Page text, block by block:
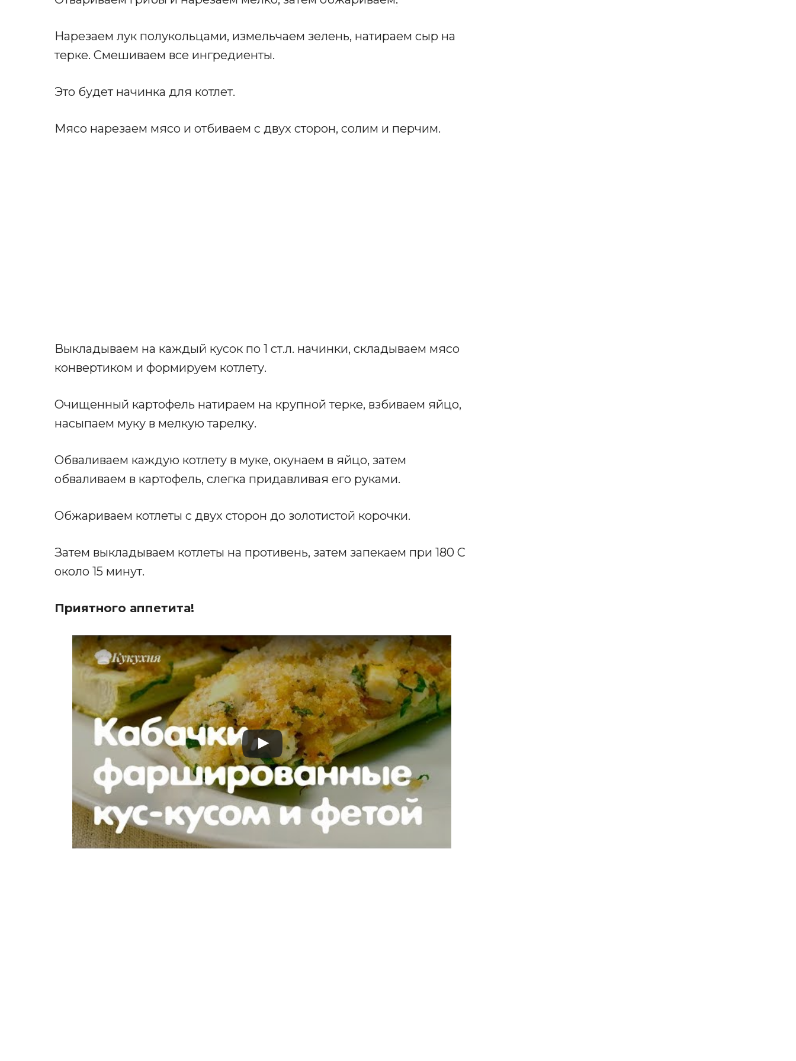
Нарезаем лук полукольцами, измельчаем зелень, натираем сыр на
терке. Смешиваем все ингредиенты.
Это будет начинка для котлет.
Мясо нарезаем мясо и отбиваем с двух сторон, солим и перчим.
Выкладываем на каждый кусок по 1 ст.л. начинки, складываем мясо
конвертиком и формируем котлету.
Очищенный картофель натираем на крупной терке, взбиваем яйцо,
насыпаем муку в мелкую тарелку.
Обваливаем каждую котлету в муке, окунаем в яйцо, затем
обваливаем в картофель, слегка придавливая его руками.
Обжариваем котлеты с двух сторон до золотистой корочки.
Затем выкладываем котлеты на противень, затем запекаем при 180 С
около 15 минут.
Приятного аппетита!